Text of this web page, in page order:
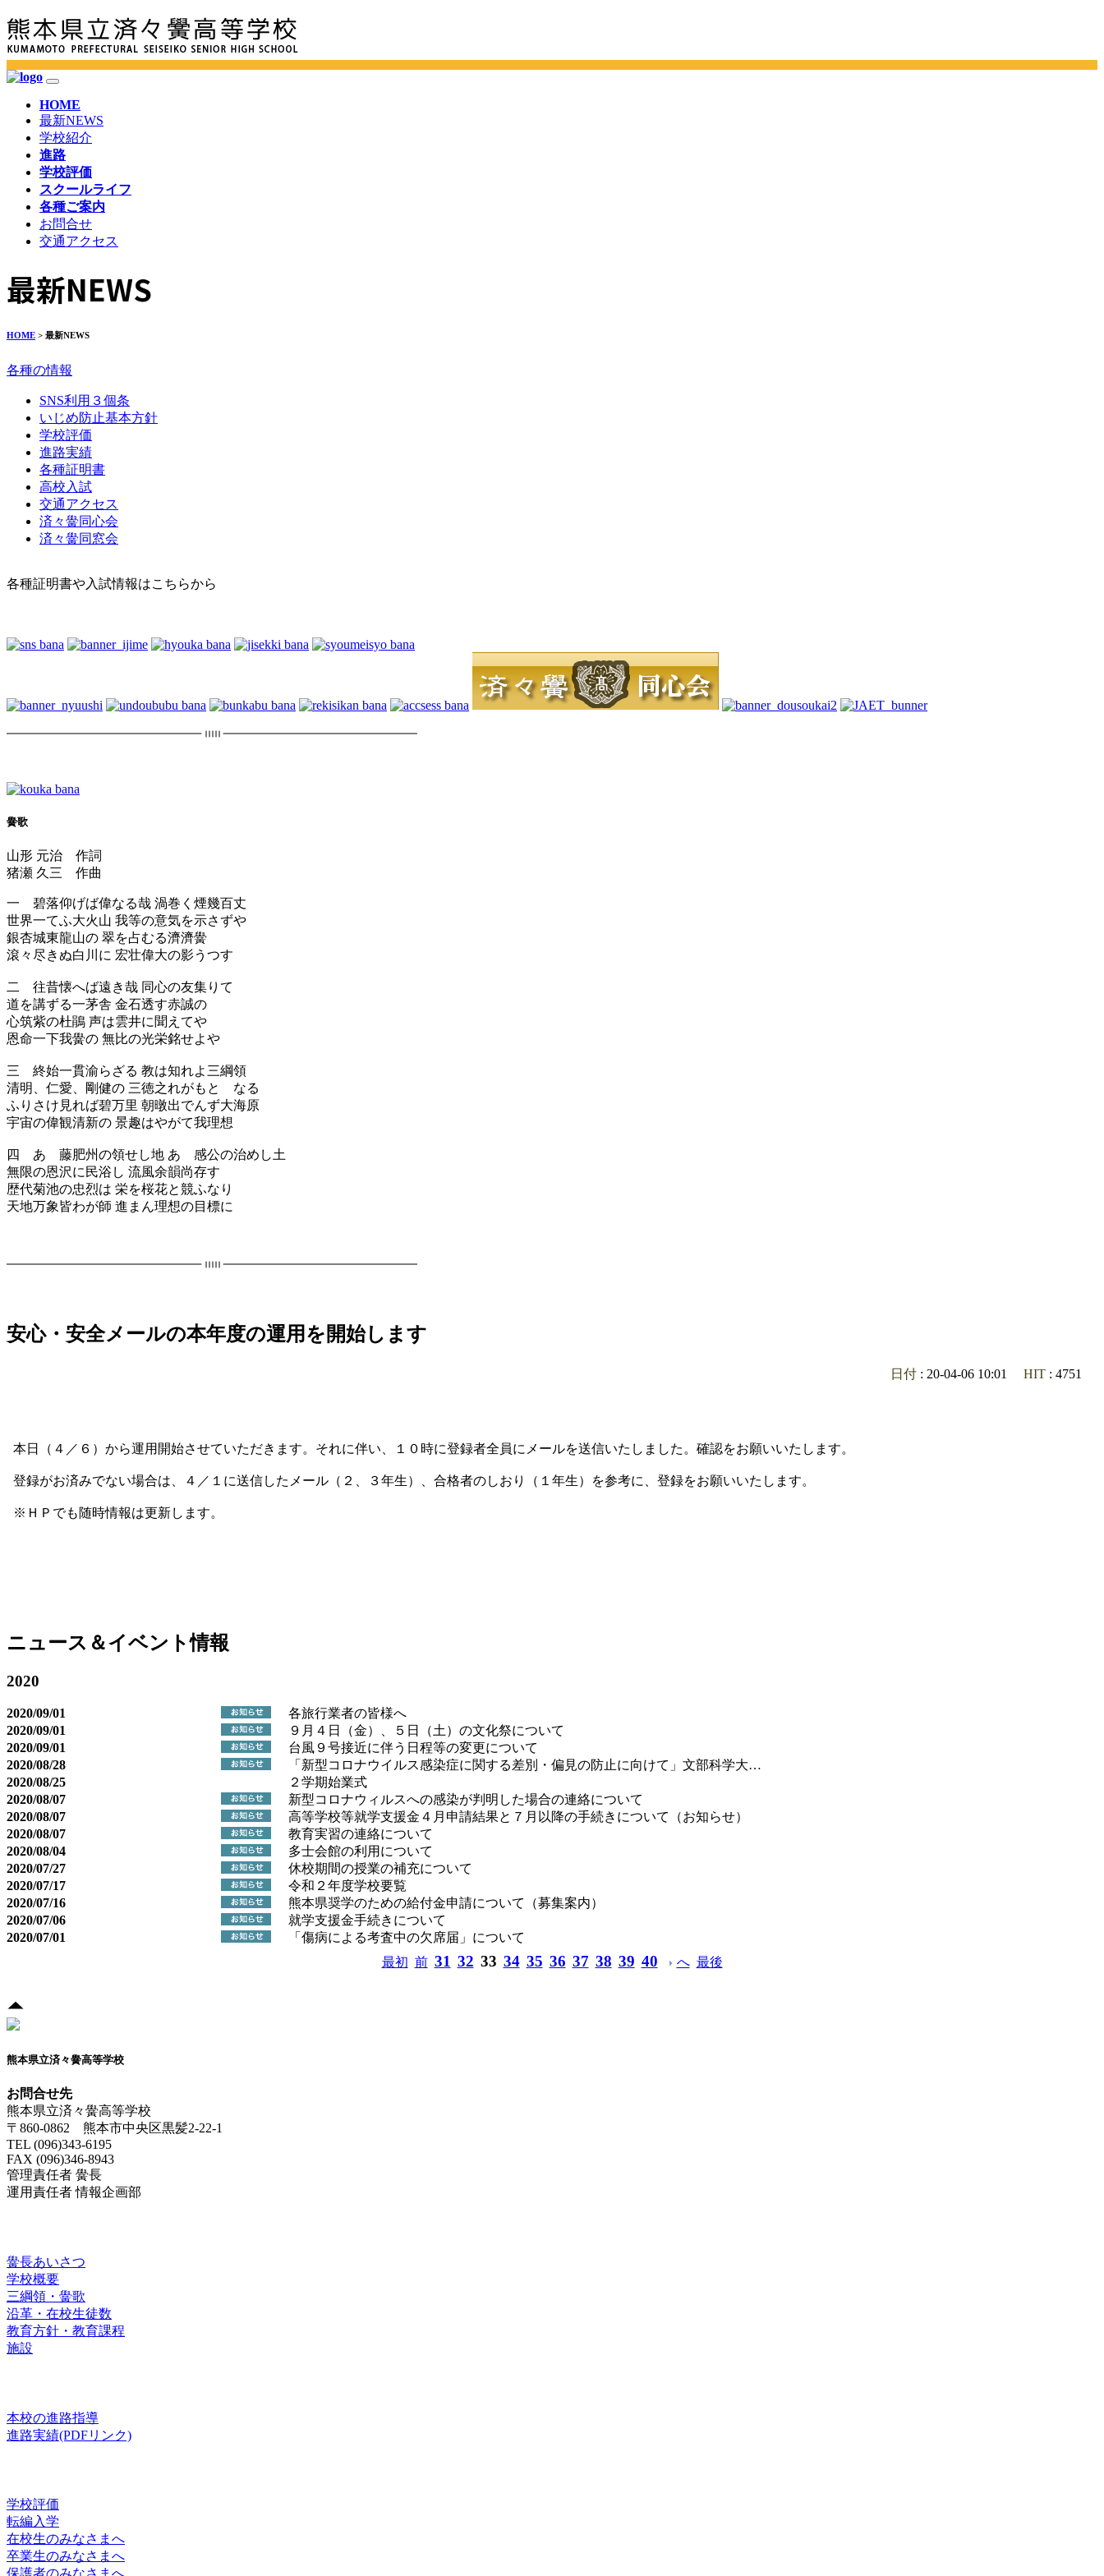
HOME
最新NEWS
学校紹介
進路
学校評価
スクールライフ
各種ご案内
お問合せ
交通アクセス
最新NEWS
HOME > 最新NEWS
各種の情報
SNS利用３個条
いじめ防止基本方針
学校評価
進路実績
各種証明書
高校入試
交通アクセス
済々黌同心会
済々黌同窓会
各種証明書や入試情報はこちらから
黌歌
山形 元治 作詞
猪瀬 久三 作曲
一 碧落仰げば偉なる哉 渦巻く煙幾百丈
世界一てふ大火山 我等の意気を示さずや
銀杏城東龍山の 翠を占むる濟濟黌
滾々尽きぬ白川に 宏壮偉大の影うつす
二 往昔懐へば遠き哉 同心の友集りて
道を講ずる一茅舎 金石透す赤誠の
心筑紫の杜鵑 声は雲井に聞えてや
恩命一下我黌の 無比の光栄銘せよや
三 終始一貫渝らざる 教は知れよ三綱領
清明、仁愛、剛健の 三徳之れがもとゝなる
ふりさけ見れば碧万里 朝暾出でんず大海原
宇宙の偉観清新の 景趣はやがて我理想
四 あゝ藤肥州の領せし地 あゝ感公の治めし土
無限の恩沢に民浴し 流風余韻尚存す
歴代菊池の忠烈は 栄を桜花と競ふなり
天地万象皆わが師 進まん理想の目標に
安心・安全メールの本年度の運用を開始します
日付 : 20-04-06 10:01 HIT : 4751
本日（４／６）から運用開始させていただきます。それに伴い、１０時に登録者全員にメールを送信いたしました。確認をお願いいたします。
登録がお済みでない場合は、４／１に送信したメール（２、３年生）、合格者のしおり（１年生）を参考に、登録をお願いいたします。
※ＨＰでも随時情報は更新します。
ニュース＆イベント情報
2020
2020/09/01
各旅行業者の皆様へ
2020/09/01
９月４日（金）、５日（土）の文化祭について
2020/09/01
台風９号接近に伴う日程等の変更について
2020/08/28
「新型コロナウイルス感染症に関する差別・偏見の防止に向けて」文部科学大…
2020/08/25
２学期始業式
2020/08/07
新型コロナウィルスへの感染が判明した場合の連絡について
2020/08/07
高等学校等就学支援金４月申請結果と７月以降の手続きについて（お知らせ）
2020/08/07
教育実習の連絡について
2020/08/04
多士会館の利用について
2020/07/27
休校期間の授業の補充について
2020/07/17
令和２年度学校要覧
2020/07/16
熊本県奨学のための給付金申請について（募集案内）
2020/07/06
就学支援金手続きについて
2020/07/01
「傷病による考査中の欠席届」について
最初 前 31 32 33 34 35 36 37 38 39 40 へ 最後
熊本県立済々黌高等学校
お問合せ先
熊本県立済々黌高等学校
〒860-0862 熊本市中央区黒髪2-22-1
TEL (096)343-6195
FAX (096)346-8943
管理責任者 黌長
運用責任者 情報企画部
黌長あいさつ
学校概要
三綱領・黌歌
沿革・在校生徒数
教育方針・教育課程
施設
本校の進路指導
進路実績(PDFリンク)
学校評価
転編入学
在校生のみなさまへ
卒業生のみなさまへ